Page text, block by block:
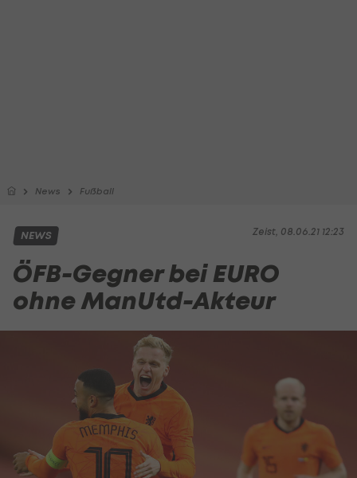
News Fußball
Zeist, 08.06.21 12:23
NEWS
ÖFB-Gegner bei EURO
ohne ManUtd-Akteur